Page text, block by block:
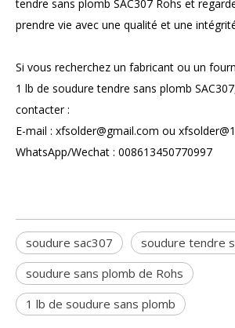
tendre sans plomb SAC307 Rohs et
prendre vie avec une qualité et une
Si vous recherchez un fabricant ou un
1 lb de soudure tendre sans plomb
contacter :
E-mail : xfsolder@gmail.com ou
WhatsApp/Wechat : 008613450770997
soudure sac307
soudure tendre
soudure sans plomb de Rohs
1 lb de soudure sans plomb